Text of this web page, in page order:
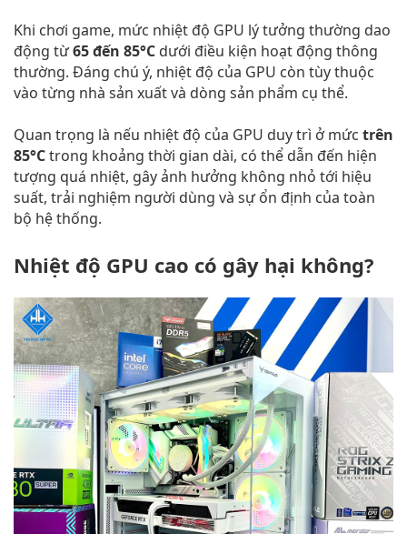
Khi chơi game, mức nhiệt độ GPU lý tưởng thường dao
động từ65 đến 85°C dưới điều kiện hoạt động thông
thường. Đáng chú ý, nhiệt độ của GPU còn tùy thuộc
vào từng nhà sản xuất và dòng sản phẩm cụ thể.
Quan trọng là nếu nhiệt độ của GPU duy trì ở mức trên
85°Ctrong khoảng thời gian dài, có thể dẫn đến hiện
tượng quá nhiệt, gây ảnh hưởng không nhỏ tới hiệu
suất, trải nghiệm người dùng và sự ổn định của toàn
bộ hệ thống.
Nhiệt độ GPU cao có gây hại không?